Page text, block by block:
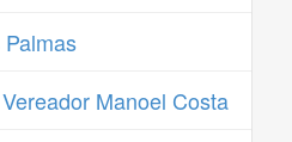
Manoel Costa